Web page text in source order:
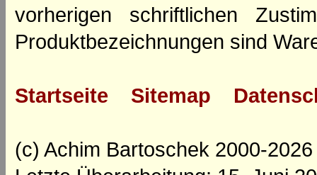
vorherigen schriftlichen
Produktbezeichnungen sind
Startseite Sitemap
(c) Achim Bartoschek 2000-2026